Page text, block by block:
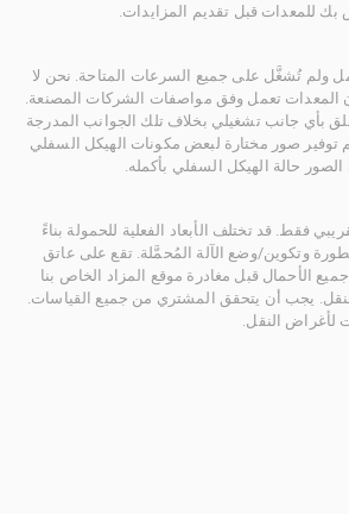
للمعدات قبل تقديم المزايدات.
ولم تُشغَّل على جميع السرعات المتاحة. نحن لا
المعدات تعمل وفق مواصفات الشركات المصنعة.
بأي جانب تشغيلي بخلاف تلك الجوانب المدرجة
توفير صور مختارة لبعض مكونات الهيكل السفلي
حالة الهيكل السفلي بأكمله.
فقط. قد تختلف الأبعاد الفعلية للحمولة بناءً
وتكوين/وضع الآلة المُحمَّلة. تقع على عاتق
الأحمال قبل مغادرة موقع المزاد الخاص بنا
يجب أن يتحقق المشتري من جميع القياسات.
لأغراض النقل.